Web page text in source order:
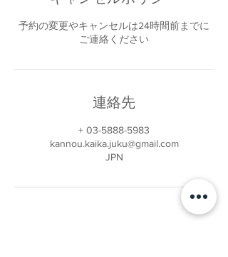
予約の変更やキャンセルは24時間前までに
ご連絡ください
連絡先
+ 03-5888-5983
kannou.kaika.juku@gmail.com
JPN